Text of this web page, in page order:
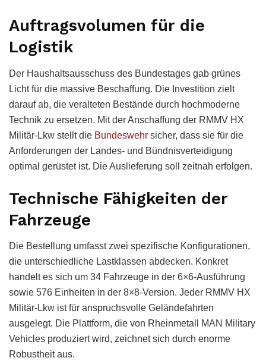
Auftragsvolumen für die
Logistik
Der Haushaltsausschuss des Bundestages gab grünes
Licht für die massive Beschaffung. Die Investition zielt
darauf ab, die veralteten Bestände durch hochmoderne
Technik zu ersetzen. Mit der Anschaffung der RMMV HX
Militär-Lkw stellt die Bundeswehr sicher, dass sie für die
Anforderungen der Landes- und Bündnisverteidigung
optimal gerüstet ist. Die Auslieferung soll zeitnah erfolgen.
Technische Fähigkeiten der
Fahrzeuge
Die Bestellung umfasst zwei spezifische Konfigurationen,
die unterschiedliche Lastklassen abdecken. Konkret
handelt es sich um 34 Fahrzeuge in der 6×6-Ausführung
sowie 576 Einheiten in der 8×8-Version. Jeder RMMV HX
Militär-Lkw ist für anspruchsvolle Geländefahrten
ausgelegt. Die Plattform, die von Rheinmetall MAN Military
Vehicles produziert wird, zeichnet sich durch enorme
Robustheit aus.